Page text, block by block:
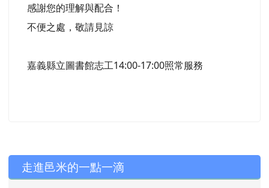
感謝您的理解與配合！
不便之處，敬請見諒
嘉義縣立圖書館志工14:00-17:00照常服務
左邊區域內容
走進邑米的一點一滴